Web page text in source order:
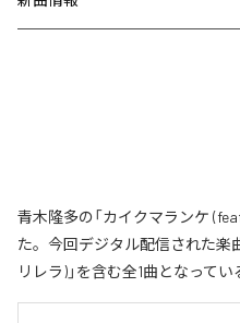
青木隆多の「カイクマランケ
た。今回デジタル配信された楽
リレラ)」を含む全1曲となってい